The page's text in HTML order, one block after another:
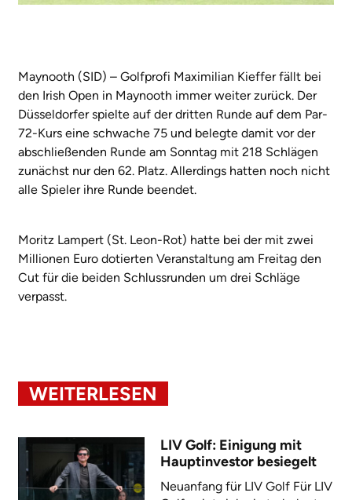
Maynooth (SID) – Golfprofi Maximilian Kieffer fällt bei
den Irish Open in Maynooth immer weiter zurück. Der
Düsseldorfer spielte auf der dritten Runde auf dem Par-
72-Kurs eine schwache 75 und belegte damit vor der
abschließenden Runde am Sonntag mit 218 Schlägen
zunächst nur den 62. Platz. Allerdings hatten noch nicht
alle Spieler ihre Runde beendet.
Moritz Lampert (St. Leon-Rot) hatte bei der mit zwei
Millionen Euro dotierten Veranstaltung am Freitag den
Cut für die beiden Schlussrunden um drei Schläge
verpasst.
WEITERLESEN
LIV Golf: Einigung mit
Hauptinvestor besiegelt
Neuanfang für LIV Golf Für LIV